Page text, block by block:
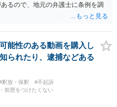
るので、地元の弁護士に条例を調
能性のある動画を購入し
られたり、逮捕などある
釈放・保釈
#不起訴
前歴をつけたくない